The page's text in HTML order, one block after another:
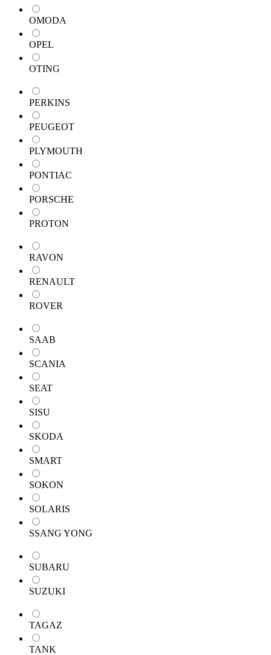
OMODA
OPEL
OTING
PERKINS
PEUGEOT
PLYMOUTH
PONTIAC
PORSCHE
PROTON
RAVON
RENAULT
ROVER
SAAB
SCANIA
SEAT
SISU
SKODA
SMART
SOKON
SOLARIS
SSANG YONG
SUBARU
SUZUKI
TAGAZ
TANK